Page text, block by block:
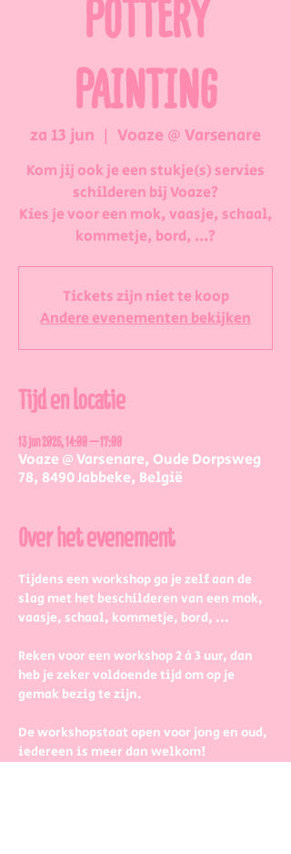
POTTERY
PAINTING
za 13 jun
  |
Voaze @ Varsenare
Kom jij ook je een stukje(s) servies
schilderen bij Voaze?
Kies je voor een mok, vaasje, schaal,
kommetje, bord, ...?
Tickets zijn niet te koop
Andere evenementen bekijken
Tijd en locatie
13 jun 2026, 14:00 – 17:00
Voaze @ Varsenare, Oude Dorpsweg
78, 8490 Jabbeke, België
Over het evenement
Tijdens een workshop ga je zelf aan de
slag met het beschilderen van een mok,
vaasje, schaal, kommetje, bord, ...
Reken voor een workshop 2 à 3 uur, dan
heb je zeker voldoende tijd om op je
gemak bezig te zijn.
De workshopstaat open voor jong en oud,
iedereen is meer dan welkom!